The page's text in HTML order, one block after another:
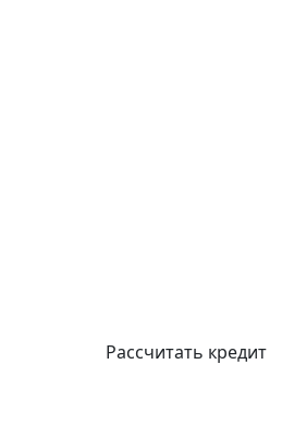
Рассчитать кредит